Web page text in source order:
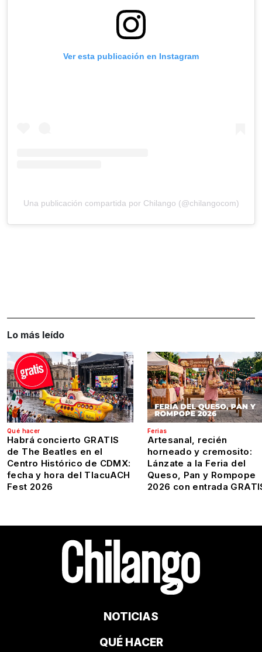
Ver esta publicación en Instagram
Una publicación compartida por Chilango (@chilangocom)
Lo más leído
Qué hacer
Habrá concierto GRATIS
de The Beatles en el
Centro Histórico de CDMX:
fecha y hora del TlacuACH
Fest 2026
Ferias
Artesanal, recién
horneado y cremosito:
Lánzate a la Feria del
Queso, Pan y Rompope
2026 con entrada
NOTICIAS
QUÉ HACER